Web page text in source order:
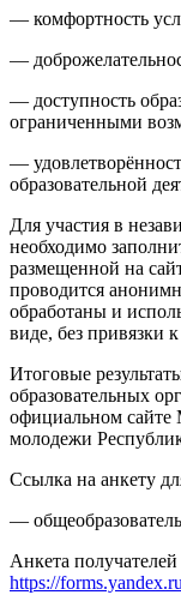
— комфортность
—
— доступность
ограниченными
—
образовательной
Для участия в
необходимо
размещенной на
проводится
обработаны и
виде, без привязки
Итоговые
образовательных
официальном сайте
молодежи
Ссылка на анкету
—
Анкета
https://